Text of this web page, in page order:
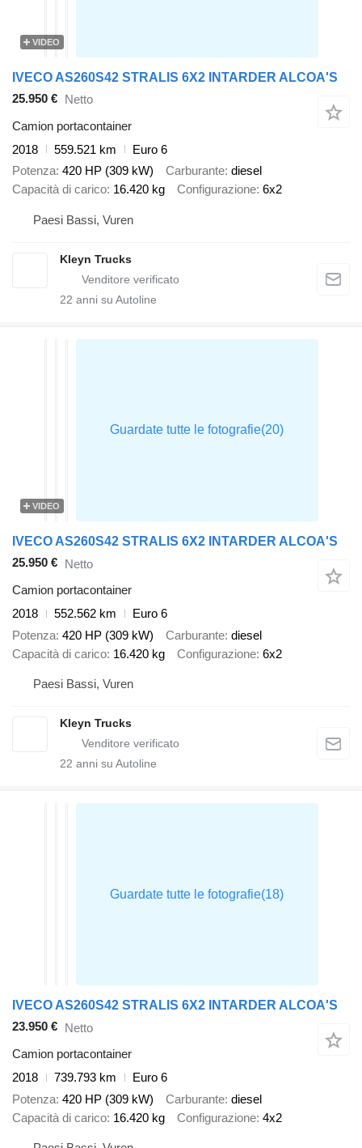
VIDEO
IVECO AS260S42 STRALIS 6X2 INTARDER ALCOA'S
25.950 €
Netto
Camion portacontainer
2018
559.521 km
Euro 6
Potenza 420 HP (309 kW) Carburante diesel
Capacità di carico 16.420 kg Configurazione 6x2
Paesi Bassi, Vuren
Kleyn Trucks
22 anni su Autoline
VIDEO
IVECO AS260S42 STRALIS 6X2 INTARDER ALCOA'S
25.950 € Netto
Camion portacontainer
2018
552.562 km
Euro 6
Potenza 420 HP (309 kW) Carburante diesel
Capacità di carico 16.420 kg Configurazione 6x2
Paesi Bassi, Vuren
Kleyn Trucks
22 anni su Autoline
IVECO AS260S42 STRALIS 6X2 INTARDER ALCOA'S
23.950 € Netto
Camion portacontainer
2018
739.793 km
Euro 6
Potenza 420 HP (309 kW) Carburante diesel
Capacità di carico 16.420 kg Configurazione 4x2